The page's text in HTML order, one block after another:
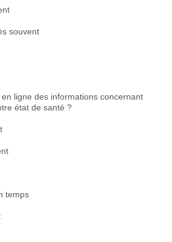
souvent
ligne des informations concernant
état de santé ?
temps